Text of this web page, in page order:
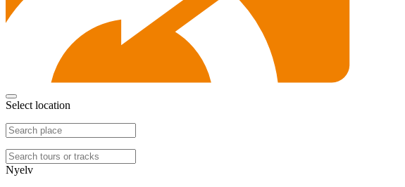
Select location
Nyelv